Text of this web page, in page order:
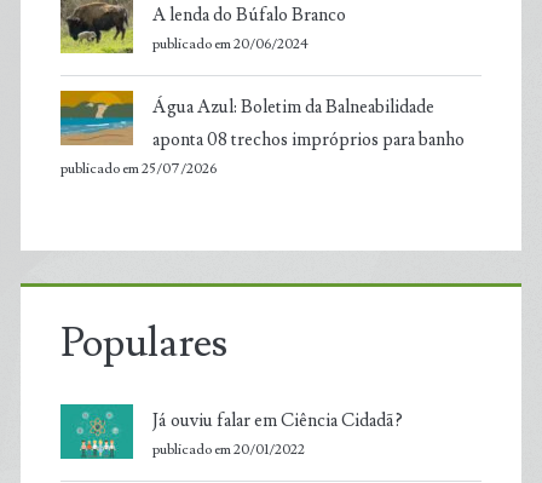
A lenda do Búfalo Branco
publicado em 20/06/2024
Água Azul: Boletim da Balneabilidade
aponta 08 trechos impróprios para banho
publicado em 25/07/2026
Populares
Já ouviu falar em Ciência Cidadã?
publicado em 20/01/2022